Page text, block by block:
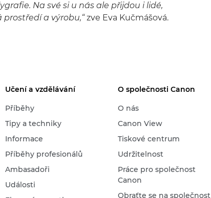
Na své si u nás ale přijdou i lidé,
a výrobu,“zve Eva Kučmášová.
Učení a vzdělávání
Příběhy
Tipy a techniky
Informace
Příběhy profesionálů
Ambasadoři
Události
O společnosti Canon
O nás
Canon View
Tiskové centrum
Udržitelnost
Práce pro společnost
Canon
Obraťte se na společnost